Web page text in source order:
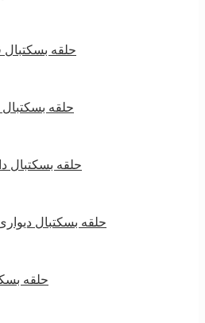
حلقه
حلقه
حلقه بسکتبال
حلقه بسکتبال
حلقه